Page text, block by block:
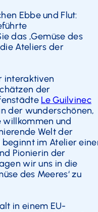
Ebbe und Flut:
das ‚Gemüse des
die Ateliers der
interaktiven
der
Le Guilvinec
der wunderschönen,
willkommen und
Welt der
beginnt im Atelier
Pionierin der
wir uns in die
des Meeres‘ zu
in einem EU-